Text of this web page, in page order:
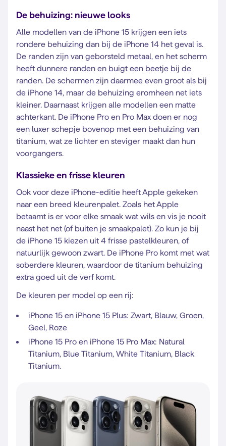
De behuizing: nieuwe looks
Alle modellen van de iPhone 15 krijgen een iets
rondere behuizing dan bij de iPhone 14 het geval is.
De randen zijn van geborsteld metaal, en het scherm
heeft dunnere randen en buigt een beetje bij de
randen. De schermen zijn daarmee even groot als bij
de iPhone 14, maar de behuizing eromheen net iets
kleiner. Daarnaast krijgen alle modellen een matte
achterkant. De iPhone Pro en Pro Max doen er nog
een luxer schepje bovenop met een behuizing van
titanium, wat ze lichter en steviger maakt dan hun
voorgangers.
Klassieke en frisse kleuren
Ook voor deze iPhone-editie heeft Apple gekeken
naar een breed kleurenpalet. Zoals het Apple
betaamt is er voor elke smaak wat wils en vis je nooit
naast het net (of buiten je smaakpalet). Zo kun je bij
de iPhone 15 kiezen uit 4 frisse pastelkleuren, of
natuurlijk gewoon zwart. De iPhone Pro komt met wat
soberdere kleuren, waardoor de titanium behuizing
extra goed uit de verf komt.
De kleuren per model op een rij:
iPhone 15 en iPhone 15 Plus: Zwart, Blauw, Groen,
Geel, Roze
iPhone 15 Pro en iPhone 15 Pro Max: Natural
Titanium, Blue Titanium, White Titanium, Black
Titanium.